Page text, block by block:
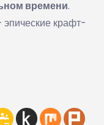
времени.
крафт-